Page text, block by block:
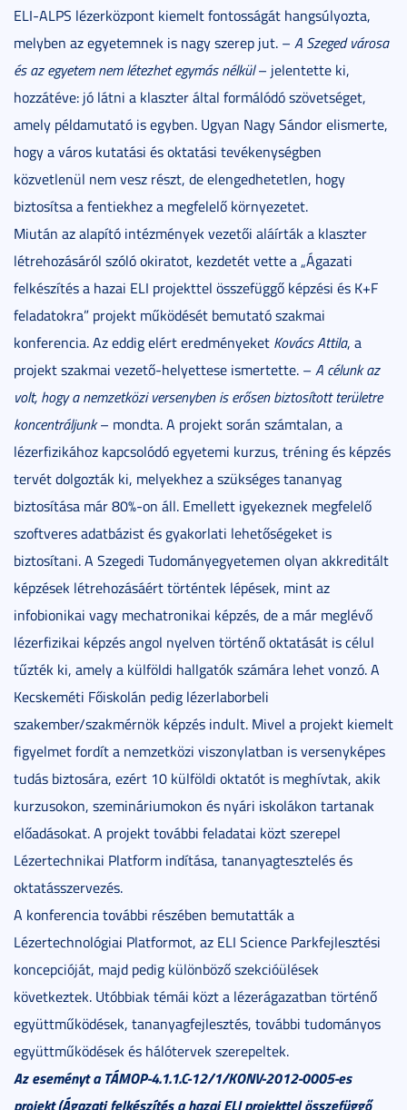
ELI-ALPS lézerközpont kiemelt fontosságát hangsúlyozta,
melyben az egyetemnek is nagy szerep jut. – A Szeged városa
és az egyetem nem létezhet egymás nélkül– jelentette ki,
hozzátéve: jó látni a klaszter által formálódó szövetséget,
amely példamutató is egyben. Ugyan Nagy Sándor elismerte,
hogy a város kutatási és oktatási tevékenységben
közvetlenül nem vesz részt, de elengedhetetlen, hogy
biztosítsa a fentiekhez a megfelelő környezetet.
Miután az alapító intézmények vezetői aláírták a klaszter
létrehozásáról szóló okiratot, kezdetét vette a „Ágazati
felkészítés a hazai ELI projekttel összefüggő képzési és K+F
feladatokra” projekt működését bemutató szakmai
konferencia. Az eddig elért eredményeket Kovács Attila, a
projekt szakmai vezető-helyettese ismertette. – A célunk az
volt, hogy a nemzetközi versenyben is erősen biztosított területre
koncentráljunk– mondta. A projekt során számtalan, a
lézerfizikához kapcsolódó egyetemi kurzus, tréning és képzés
tervét dolgozták ki, melyekhez a szükséges tananyag
biztosítása már 80%-on áll. Emellett igyekeznek megfelelő
szoftveres adatbázist és gyakorlati lehetőségeket is
biztosítani. A Szegedi Tudományegyetemen olyan akkreditált
képzések létrehozásáért történtek lépések, mint az
infobionikai vagy mechatronikai képzés, de a már meglévő
lézerfizikai képzés angol nyelven történő oktatását is célul
tűzték ki, amely a külföldi hallgatók számára lehet vonzó. A
Kecskeméti Főiskolán pedig lézerlaborbeli
szakember/szakmérnök képzés indult. Mivel a projekt kiemelt
figyelmet fordít a nemzetközi viszonylatban is versenyképes
tudás biztosára, ezért 10 külföldi oktatót is meghívtak, akik
kurzusokon, szemináriumokon és nyári iskolákon tartanak
előadásokat. A projekt további feladatai közt szerepel
Lézertechnikai Platform indítása, tananyagtesztelés és
oktatásszervezés.
A konferencia további részében bemutatták a
Lézertechnológiai Platformot, az ELI Science Parkfejlesztési
koncepcióját, majd pedig különböző szekcióülések
következtek. Utóbbiak témái közt a lézerágazatban történő
együttműködések, tananyagfejlesztés, további tudományos
együttműködések és hálótervek szerepeltek.
Az eseményt a TÁMOP-4.1.1.C-12/1/KONV-2012-0005-es
projekt (Ágazati felkészítés a hazai ELI projekttel összefüggő